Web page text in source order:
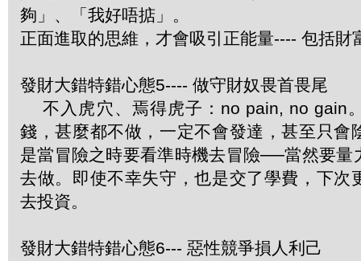
夠」、「我好唔掂」。
正面進取的思維，才會吸引正能量---- 包括財
發財大錯特錯心態5---- 做守財奴畏首畏尾
不入虎穴、焉得虎子：no pain, no gain
錢，甚麼都不做，一定不會發達，甚至只會
是當冒險之時要看準時機去冒險──當然要量
去做。即使不幸失守，也是交了學費，下次
去投資。
發財大錯特錯心態6--- 惡性競爭損人利己